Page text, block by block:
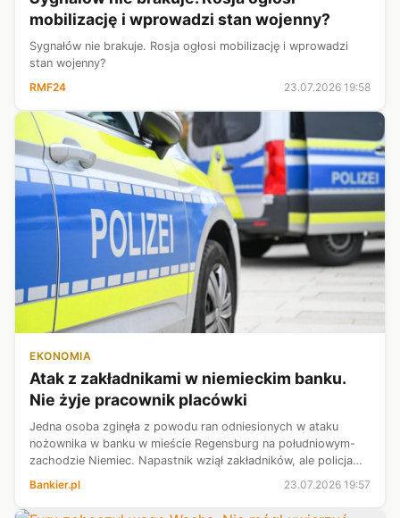
mobilizację i wprowadzi stan wojenny?
Sygnałów nie brakuje. Rosja ogłosi mobilizację i wprowadzi
stan wojenny?
RMF24
23.07.2026 19:58
EKONOMIA
Atak z zakładnikami w niemieckim banku.
Nie żyje pracownik placówki
Jedna osoba zginęła z powodu ran odniesionych w ataku
nożownika w banku w mieście Regensburg na południowym-
zachodzie Niemiec. Napastnik wziął zakładników, ale policja
czwartek „Bild”. Domniema...
Bankier.pl 23.07.2026 19:57